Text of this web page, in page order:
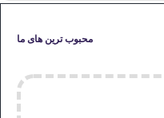
محبوب ترین های ما